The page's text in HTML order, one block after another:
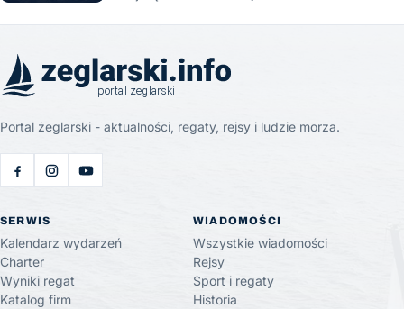
Portal żeglarski - aktualności, regaty, rejsy i ludzie morza.
SERWIS
Kalendarz wydarzeń
Charter
Wyniki regat
Katalog firm
WIADOMOŚCI
Wszystkie wiadomości
Rejsy
Sport i regaty
Historia